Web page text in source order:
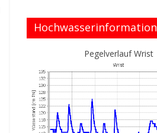
Hochwasserinformation
Pegelverlauf Wrist